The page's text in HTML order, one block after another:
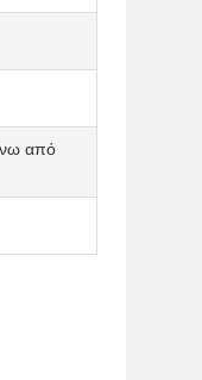
από